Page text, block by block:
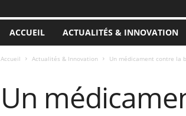
ACCUEIL ACTUALITÉS & INNOVATION
Accueil Actualités & Innovation Un médicament contre la
Un